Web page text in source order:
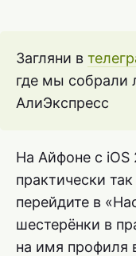
Загляни в
где мы собрали
АлиЭкспресс
На Айфоне с iOS
практически
перейдите в
шестерёнки в
на имя профиля